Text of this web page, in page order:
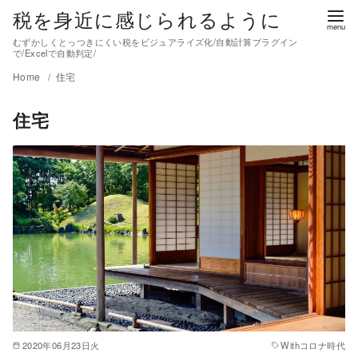
税を身近に感じられるように
むずかしくとっつきにくい税をビジュアライズ化/自動計算プラグイン
で/Excelで自動判定/
Home 住宅
住宅
2020年06月23日火 Withコロナ時代